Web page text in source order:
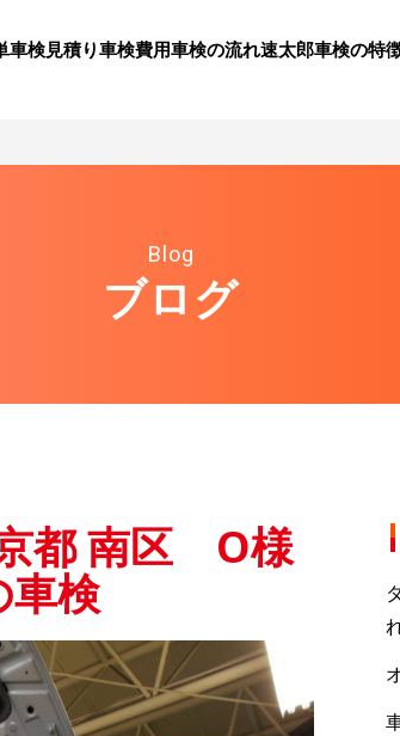
車検見積り⾞検費⽤⾞検の流れ速太郎⾞検の特
Blog
ブログ
都 南区 O様
車検